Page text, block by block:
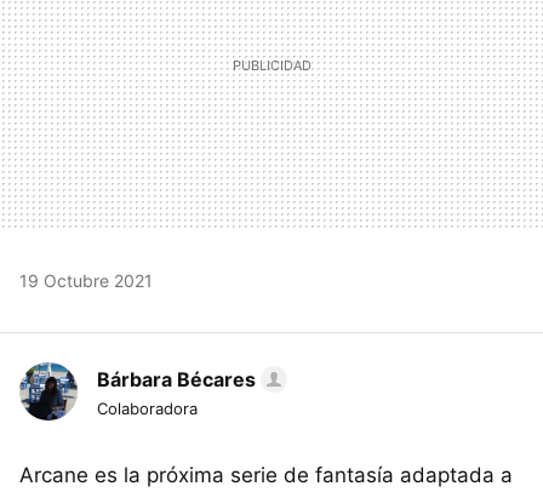
19 Octubre 2021
Bárbara Bécares
Colaboradora
Arcane es la próxima serie de fantasía adaptada a